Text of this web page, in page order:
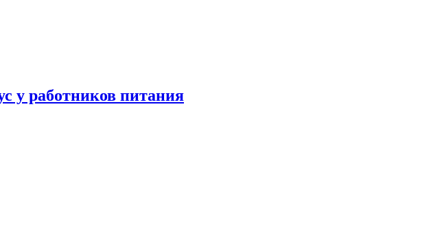
у работников питания